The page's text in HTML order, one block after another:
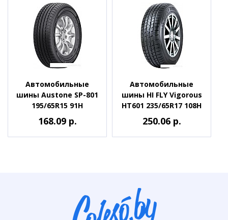
Автомобильные
шины Austone SP-801
195/65R15 91H
168.09 р.
Автомобильные
шины HI FLY Vigorous
HT601 235/65R17 108H
250.06 р.